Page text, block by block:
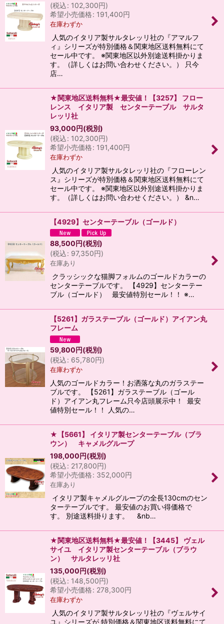
(税込: 102,300円)
希望小売価格: 191,400円
在庫わずか
人気のイタリア製サルタレッリ社の『アマルフ
ィ』シリーズが特別価格＆関東地区送料無料にて
セール中です。 ※関東地区以外別途送料掛かりま
す。（詳しくはお問い合わせください。） 只今
店…
★関東地区送料無料★最安値！【3257】 フロー
レンス イタリア製 センターテーブル サルタ
レッリ社
93,000円(税別)
(税込: 102,300円)
希望小売価格: 191,400円
在庫わずか
人気のイタリア製サルタレッリ社の『フローレン
ス』シリーズが特別価格＆関東地区送料無料にて
セール中です。 ※関東地区以外別途送料掛かりま
す。（詳しくはお問い合わせください。） &n…
【4929】センターテーブル（ゴールド）
88,500 円(税別)
(税込: 97,350円)
在庫あり
クラッシックな猫脚フォルムのゴールドカラーの
センターテーブルです。 【4929】センターテー
ブル（ゴールド） 最安値特別セール！！ ※…
【5261】ガラステーブル（ゴールド）アイアン丸
フレーム
59,800円(税別)
(税込: 65,780円)
在庫わずか
人気のゴールドカラー！お洒落な丸のガラステー
ブルです。 【5261】ガラステーブル（ゴール
ド）アイアン丸フレーム只今店頭展示中！ 最安
値特別セール！！ 人気の…
★【5661】 イタリア製センターテーブル（ブラ
ウン） キャメルグループ
198,000円(税別)
(税込: 217,800円)
希望小売価格: 352,000円
在庫あり
イタリア製キャメルグループの全長130cmのセン
ターテーブルです。 最安値のお買い得価格で
す。 別途送料掛ります。 &nb…
★関東地区送料無料★最安値！【3445】 ヴェル
サイユ イタリア製センターテーブル（ブラウ
ン） サルタレッリ社
135,000円(税別)
(税込: 148,500円)
希望小売価格: 278,300円
在庫わずか
人気のイタリア製サルタレッリ社の『ヴェルサイ
ユ』シリーズが 特別価格＆関東地区送料無料にて